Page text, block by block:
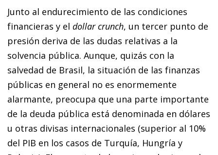
Junto al endurecimiento de las condiciones
financieras y el dollarcrunch, un tercer punto de
presión deriva de las dudas relativas a la
solvencia pública. Aunque, quizás con la
salvedad de Brasil, la situación de las finanzas
públicas en general no es enormemente
alarmante, preocupa que una parte importante
de la deuda pública está denominada en dólares
u otras divisas internacionales (superior al 10%
del PIB en los casos de Turquía, Hungría y